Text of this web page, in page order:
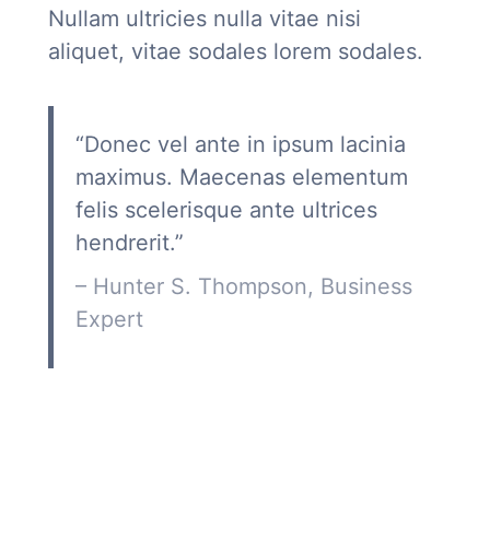
Nullam ultricies nulla vitae nisi
aliquet, vitae sodales lorem sodales.
“Donec vel ante in ipsum lacinia
maximus. Maecenas elementum
felis scelerisque ante ultrices
hendrerit.”
– Hunter S. Thompson, Business
Expert